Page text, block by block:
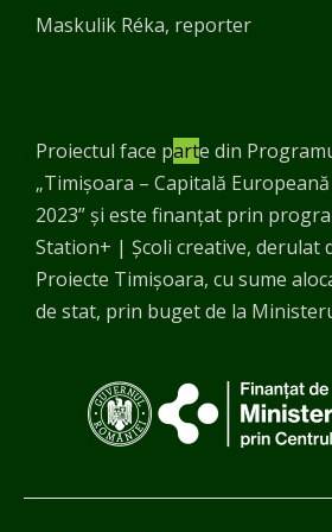
Maskulik Réka, reporter
Proiectul face parte din
„Timișoara – Capitală
2023” și este finanțat prin
Station+ | Școli creative, derulat
Proiecte Timișoara, cu sume
de stat, prin buget de la